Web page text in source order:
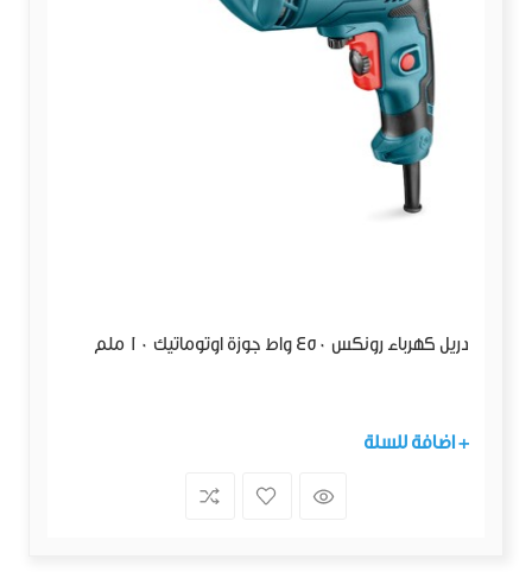
دريل كهرباء رونكس 450 واط جوزة اوتوماتيك 10 ملم
+ اضافة للسلة